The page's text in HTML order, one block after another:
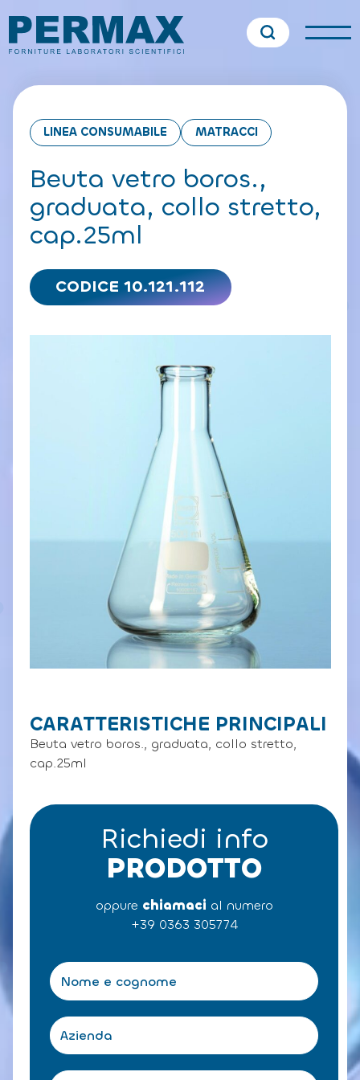
LINEA CONSUMABILE MATRACCI
Beuta vetro boros.,
graduata, collo stretto,
cap.25ml
CODICE 10.121.112
CARATTERISTICHE PRINCIPALI
Beuta vetro boros., graduata, collo stretto,
cap.25ml
Richiedi info
PRODOTTO
oppure chiamaci al numero
+39 0363 305774
N
o
m
e
e
c
A
z
e